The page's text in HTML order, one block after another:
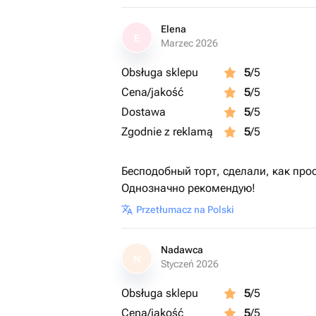
Elena
Marzec 2026
Obsługa sklepu 5/5
Cena/jakość
5/5
Dostawa
5/5
Zgodnie z reklamą
5/5
Бесподобный торт, сделали, как
Однозначно рекомендую!
Przetłumacz na Polski
N
Nadawca
Styczeń 2026
Obsługa sklepu 5/5
Cena/jakość
5/5